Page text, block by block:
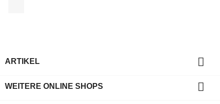
ARTIKEL 
WEITERE ONLINE SHOPS 